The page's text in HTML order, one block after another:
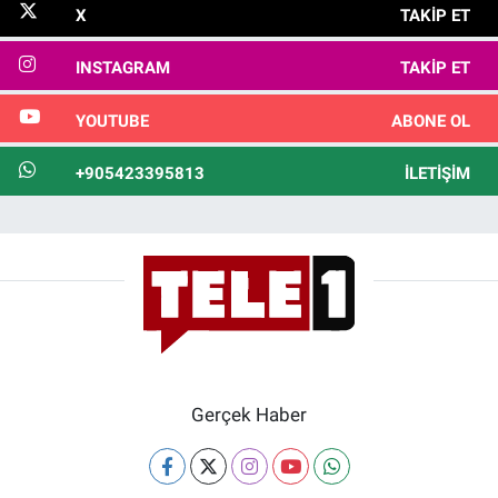
X TAKIP ET
INSTAGRAM TAKIP ET
YOUTUBE ABONE OL
+905423395813 İLETIŞIM
Gerçek Haber